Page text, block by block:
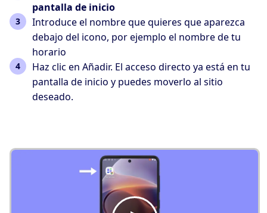
pantalla de inicio
Introduce el nombre que quieres que aparezca
debajo del icono, por ejemplo el nombre de tu
horario
Haz clic en Añadir. El acceso directo ya está en tu
pantalla de inicio y puedes moverlo al sitio
deseado.